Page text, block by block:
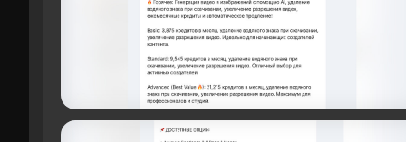
В онлайн-чате службы поддержки отвечает
который доступен на странице купленной